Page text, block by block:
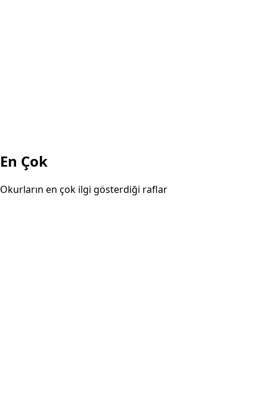
En Çok
Okurların en çok ilgi gösterdiği raflar